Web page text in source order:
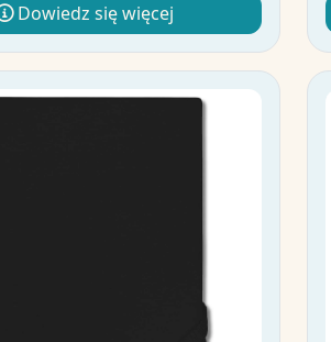
Dowiedz się więcej